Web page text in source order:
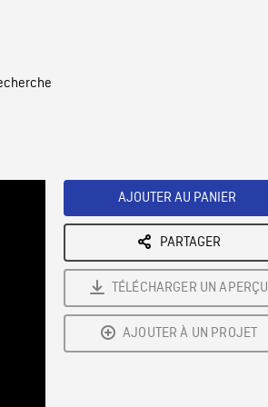
AJOUTER AU PANIER
PARTAGER
TÉLÉCHARGER UN APERÇU
AJOUTER À UN PROJET